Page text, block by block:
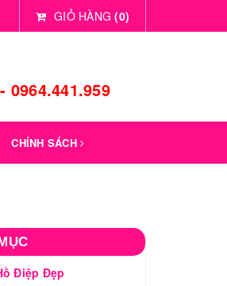
GIỎ HÀNG (0)
0964.441.959
CHÍNH SÁCH
Điệp Đẹp